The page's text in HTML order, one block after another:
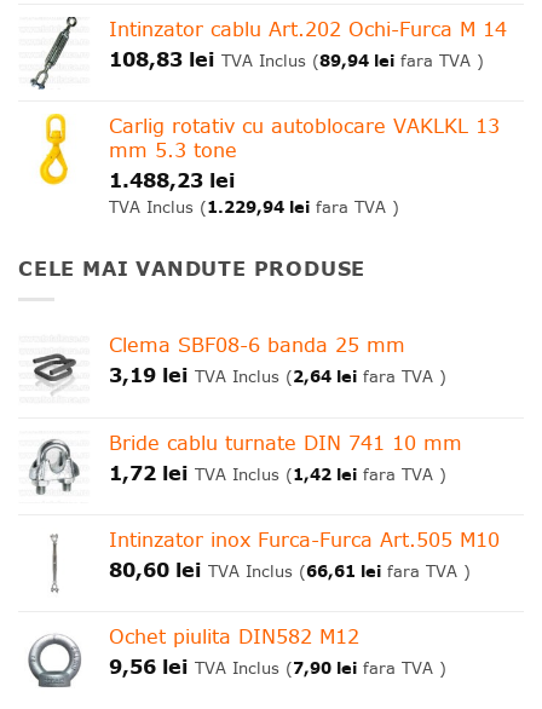
Intinzator cablu Art.202 Ochi-Furca M 14
108,83 lei TVA Inclus (89,94 lei fara TVA )
Carlig rotativ cu autoblocare VAKLKL 13
mm 5.3 tone
1.488,23 lei
TVA Inclus (1.229,94 lei fara TVA )
CELE MAI VANDUTE PRODUSE
Clema SBF08-6 banda 25 mm
3,19 lei TVA Inclus (2,64 lei fara TVA )
Bride cablu turnate DIN 741 10 mm
1,72 lei TVA Inclus (1,42 lei fara TVA )
Intinzator inox Furca-Furca Art.505 M10
80,60 lei TVA Inclus (66,61 lei fara TVA )
Ochet piulita DIN582 M12
9,56 lei TVA Inclus (7,90 lei fara TVA )